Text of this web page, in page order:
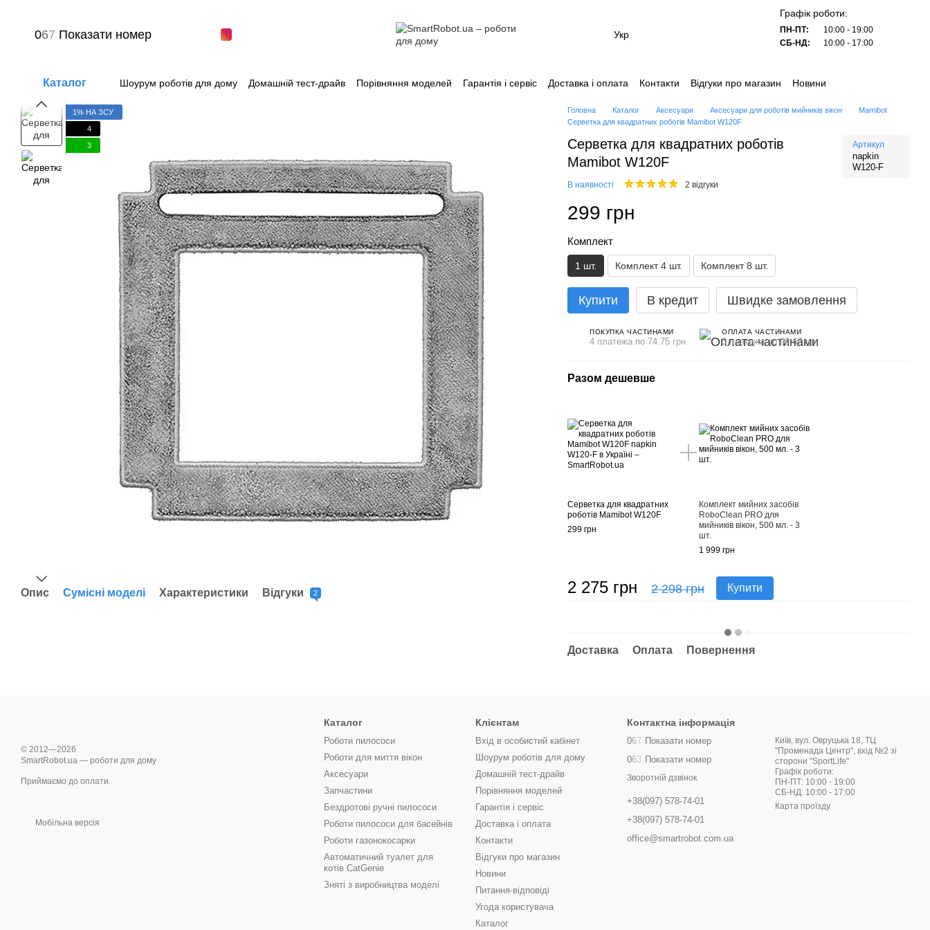
067 Показати номер Укр
Графік роботи:
ПН-ПТ:
10:00 - 19:00
СБ-НД:
10:00 - 17:00
Каталог Шоурум роботів для дому Домашній тест-драйв Порівняння моделей Гарантія і сервіс Доставка і оплата Контакти Відгуки про магазин
Новини
1% НА ЗСУ
4
3
Опис Сумісні моделі Характеристики Відгуки 2
Головна Каталог Аксесуари Аксесуари для роботів мийників вікон
Mamibot
Серветка для квадратних роботів Mamibot W120F
Серветка для квадратних роботів
Mamibot W120F
Артикул
napkin
W120-F
В наявності 2 відгуки
299 грн
Комплект
1 шт. Комплект 4 шт. Комплект 8 шт.
Купити В кредит Швидке замовлення
ПОКУПКА ЧАСТИНАМИ
4 платежа по 74.75 грн
ОПЛАТА ЧАСТИНАМИ
3 платежа по 99.67 грн
Разом дешевше
Серветка для квадратних
роботів Mamibot W120F
299 грн
Комплект мийних засобів
RoboClean PRO для
мийників вікон, 500 мл. - 3
шт.
1 999 грн
2 275 грн 2 298 грн Купити
Доставка Оплата Повернення
© 2012—2026
SmartRobot.ua — роботи для дому
Приймаємо до оплати
Мобільна версія
Каталог
Роботи пилососи
Роботи для миття вікон
Аксесуари
Запчастини
Бездротові ручні пилососи
Роботи пилососи для басейнів
Роботи газонокосарки
Автоматичний туалет для
котів CatGenie
Зняті з виробництва моделі
Клієнтам
Вхід в особистий кабінет
Шоурум роботів для дому
Домашній тест-драйв
Порівняння моделей
Гарантія і сервіс
Доставка і оплата
Контакти
Відгуки про магазин
Новини
Питання-відповіді
Угода користувача
Каталог
Контактна інформація
067 Показати номер
063 Показати номер
Зворотній дзвінок
+38(097) 578-74-01
+38(097) 578-74-01
office@smartrobot.com.ua
Київ, вул. Овруцька 18, ТЦ
"Променада Центр", вхід №2 зі
сторони "SportLife"
Графік роботи:
ПН-ПТ: 10:00 - 19:00
СБ-НД: 10:00 - 17:00
Карта проїзду